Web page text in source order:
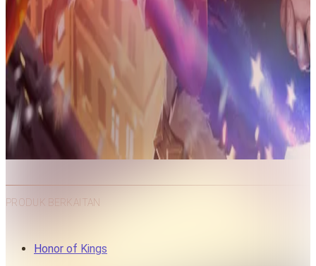
PRODUK BERKAITAN
Honor of Kings